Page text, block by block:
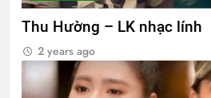
Thu Hường – LK nhạc lính
2 years ago